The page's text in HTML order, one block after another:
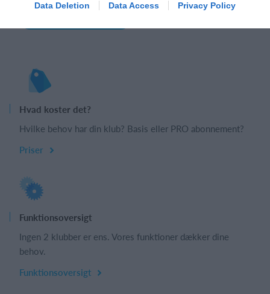
Data Deletion Data Access Privacy Policy
Hvad koster det?
Hvilke behov har din klub? Basis eller PRO abonnement?
Priser
Funktionsoversigt
Ingen 2 klubber er ens. Vores funktioner dækker dine
behov.
Funktionsoversigt